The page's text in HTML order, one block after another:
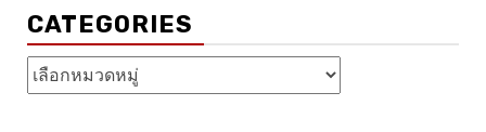
CATEGORIES
Categories